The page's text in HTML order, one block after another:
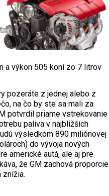
a výkon 505 koní zo 7 litrov
pozeráte z jednej alebo z
na čo by ste sa mali za
potvrdil priame vstrekovanie
paliva v najbližších
výsledkom 890 miliónovej
do vývoja nových
americké autá, ale aj pre
že GM zachová proporcie
znížia.